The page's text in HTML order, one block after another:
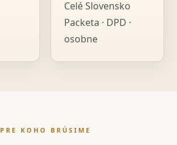
Celé Slovensko
Packeta · DPD ·
osobne
PRE KOHO BRÚSIME